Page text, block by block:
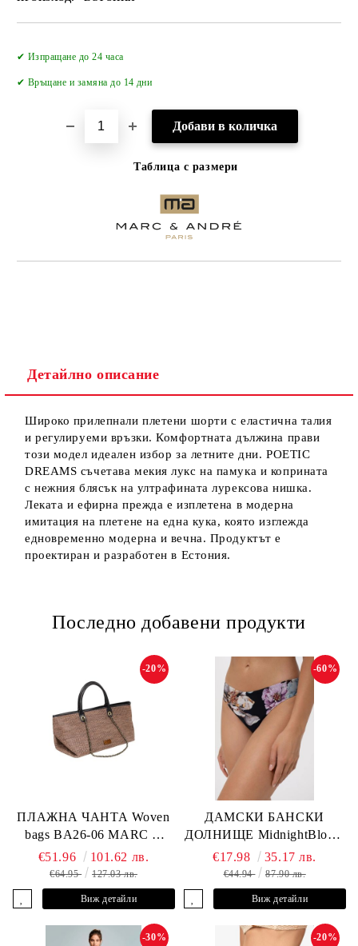
✔ Изпращане до 24 часа
✔ Връщане и замяна до 14 дни
Таблица с размери
Детайлно описание
Широко прилепнали плетени шорти с еластична талия
и регулируеми връзки. Комфортната дължина прави
този модел идеален избор за летните дни. POETIC
DREAMS съчетава мекия лукс на памука и коприната
с нежния блясък на ултрафината лурексова нишка.
Леката и ефирна прежда е изплетена в модерна
имитация на плетене на една кука, която изглежда
едновременно модерна и вечна. Продуктът е
проектиран и разработен в Естония.
Последно добавени продукти
ПЛАЖНА ЧАНТА Woven
bags BA26-06 MARC &
ANDRE
-20%
€51.96 101.62 лв.
€64.95 127.03 лв.
Виж детайли
ДАМСКИ БАНСКИ
ДОЛНИЩЕ MidnightBloom
L2505-Z-MCR MARC &
ANDRE
-60%
€17.98 35.17 лв.
€44.94 87.90 лв.
Виж детайли
-30% -20%